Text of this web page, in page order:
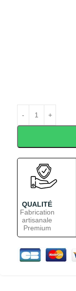
QUALITÉ
Fabrication
artisanale
Premium